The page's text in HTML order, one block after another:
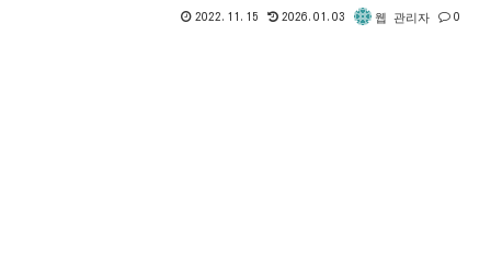
에 워드프레스 안에서 지정된 주소 정보
를 그 때 그 때 마다 바꿔줘야 합니다.
2022.11.15 2026.01.03 웹 관리자 0